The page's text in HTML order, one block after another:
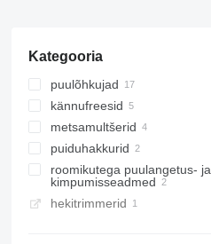
Kategooria
puulõhkujad
kännufreesid
metsamultšerid
puiduhakkurid
roomikutega puulangetus- ja
kimpumisseadmed
hekitrimmerid